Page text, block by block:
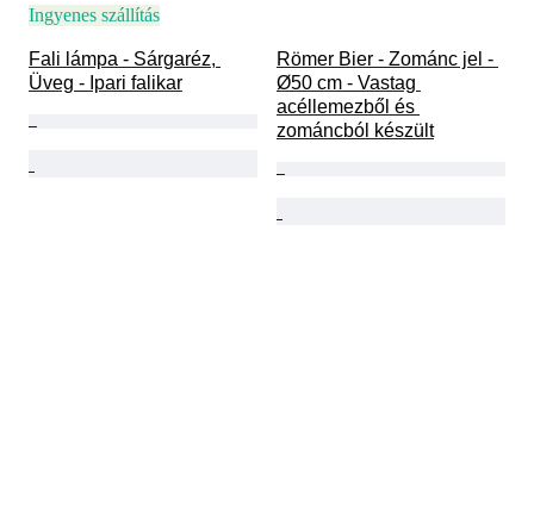
Ingyenes szállítás
Fali lámpa - Sárgaréz,
Üveg - Ipari falikar
Römer Bier - Zománc jel -
Ø50 cm - Vastag
acéllemezből és
zománcból készült